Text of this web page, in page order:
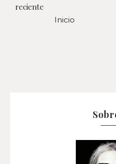
reciente
Inicio